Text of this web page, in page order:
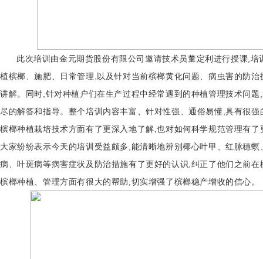
此次培训由金元期货股份有限公司邀请技术员董定利进行授课,
植槟榔、施肥、日常管理,以及针对当前槟榔黄化问题、病虫害的防
讲解。同时,针对种植户们在生产过程中经常遇到的种植管理技术问
尽的解答和指导。整个培训内容丰富、针对性强、通俗易懂,具有很
槟榔种植栽培技术方面有了更深入地了解,也对如何科学规范管理有
大家纷纷表示今天的培训受益颇多,能清晰地辨别椰心叶甲、红脉穗
病、叶斑病等病害症状及防治措施有了更好的认识,纠正了他们之前
槟榔种植、管理方面有很大的帮助,切实增强了槟榔稳产增收的信心。